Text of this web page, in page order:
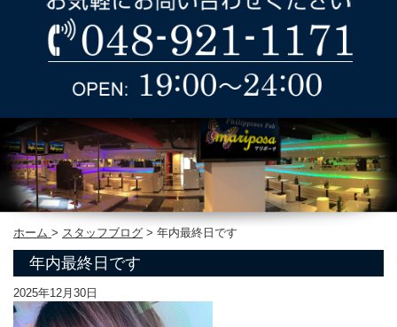
ホーム > スタッフブログ > 年内最終日です
年内最終日です
2025年12月30日